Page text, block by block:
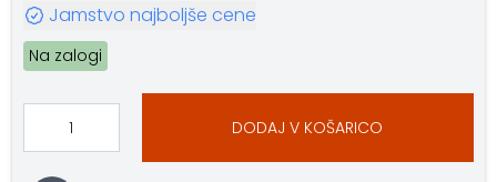
Jamstvo najboljše cene
Na zalogi
DODAJ V KOŠARICO